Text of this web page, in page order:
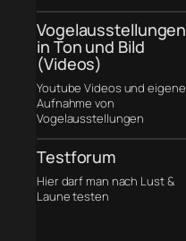
Vogelausstellungen
in Ton und Bild
(Videos)
Youtube Videos und eigene
Aufnahme von
Vogelausstellungen
Testforum
Hier darf man nach Lust &
Laune testen